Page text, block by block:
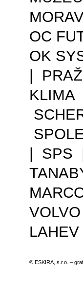
OC
OK
|
| SPS
LAHEV
© ESKIRA, s.r.o. –